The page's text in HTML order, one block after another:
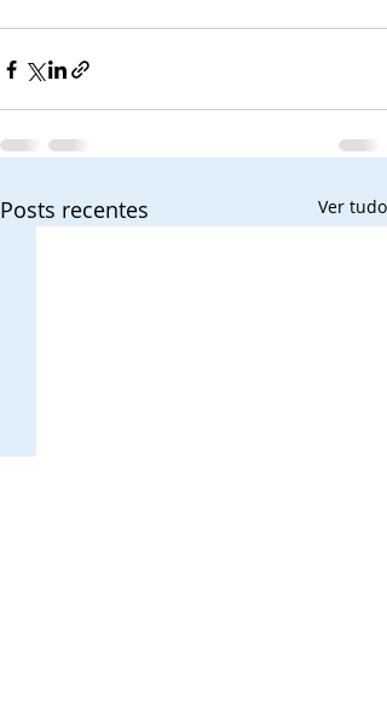
Posts recentes Ver tudo